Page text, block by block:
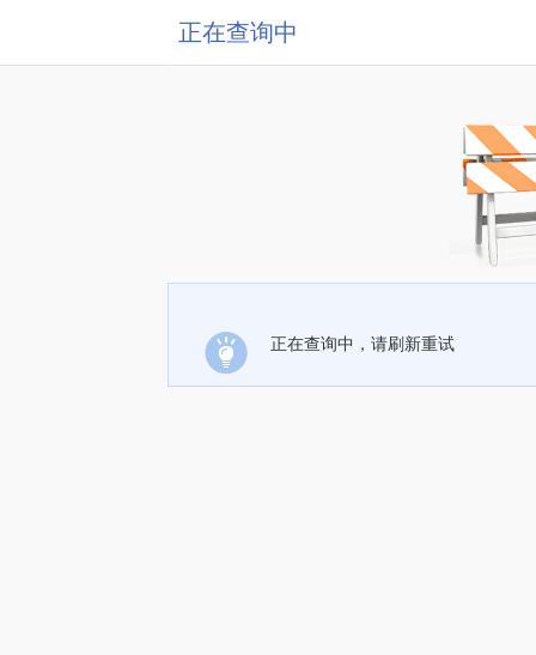
正在查询中
正在查询中，请刷新重试